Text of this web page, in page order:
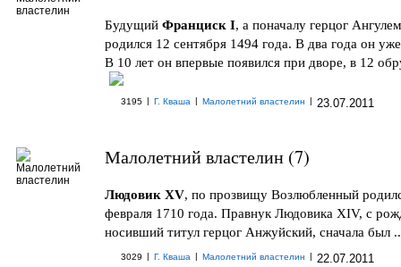
Будущий Франциск I, а поначалу герцог
родился 12 сентября 1494 года. В два года он
В 10 лет он впервые появился при дворе, в 12
3195 | Г. Кваша | Малолетний властелин | 23.07.2011
Малолетний властелин (7)
Людовик XV, по прозвищу Возлюбленный
февраля 1710 года. Правнук Людовика XIV, с
носивший титул герцог Анжуйский, сначала был
3029 | Г. Кваша | Малолетний властелин | 22.07.2011